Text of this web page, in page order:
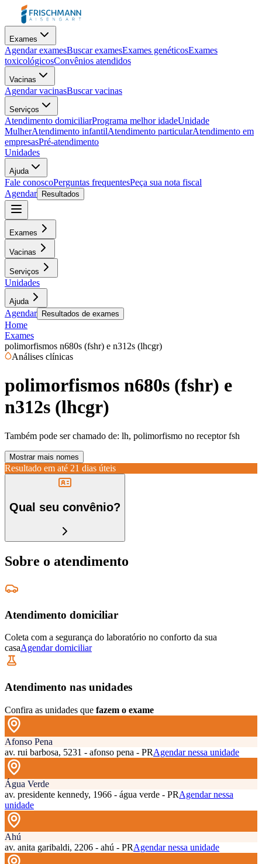
Exames
Agendar examesBuscar examesExames genéticosExames
toxicológicosConvênios atendidos
Vacinas
Agendar vacinasBuscar vacinas
Serviços
Atendimento domiciliarPrograma melhor idadeUnidade
MulherAtendimento infantilAtendimento particularAtendimento em
empresasPré-atendimento
Unidades
Ajuda
Fale conoscoPerguntas frequentesPeça sua nota fiscal
Agendar
Resultados
Exames
Vacinas
Serviços
Unidades
Ajuda
Agendar Resultados de exames
Home
Exames
polimorfismos n680s (fshr) e n312s (lhcgr)
Análises clínicas
polimorfismos n680s (fshr) e
n312s (lhcgr)
Também pode ser chamado de: lh, polimorfismo no receptor fsh
Mostrar mais nomes
Resultado em até 21 dias úteis
Qual seu convênio?
Sobre o atendimento
Atendimento domiciliar
Coleta com a segurança do laboratório no conforto da sua
casaAgendar domiciliar
Atendimento nas unidades
Confira as unidades que fazem o exame
Afonso Pena
av. rui barbosa, 5231 - afonso pena - PRAgendar nessa unidade
Água Verde
av. presidente kennedy, 1966 - água verde - PRAgendar nessa
unidade
Ahú
av. anita garibaldi, 2206 - ahú - PRAgendar nessa unidade